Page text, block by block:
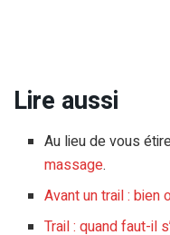
Lire aussi
Au lieu de vous
massage.
Avant un trail : bien
Trail : quand faut-il